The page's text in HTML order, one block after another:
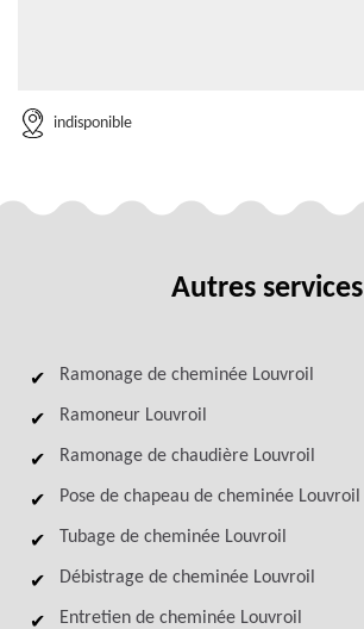
indisponible
Autres services
Ramonage de cheminée Louvroil
Ramoneur Louvroil
Ramonage de chaudière Louvroil
Pose de chapeau de cheminée Louvroil
Tubage de cheminée Louvroil
Débistrage de cheminée Louvroil
Entretien de cheminée Louvroil